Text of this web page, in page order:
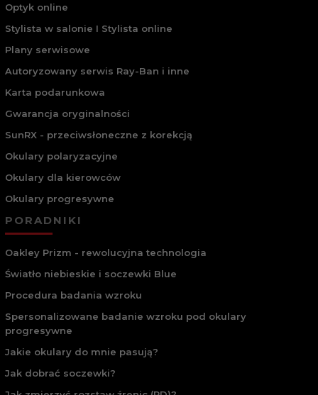
Optyk online
Stylista w salonie I Stylista online
Plany serwisowe
Autoryzowany serwis Ray-Ban i inne
Karta podarunkowa
Gwarancja oryginalności
SunRX - przeciwsłoneczne z korekcją
Okulary polaryzacyjne
Okulary dla kierowców
Okulary progresywne
PORADNIKI
Oakley Prizm - rewolucyjna technologia
Światło niebieskie i soczewki Blue
Procedura badania wzroku
Spersonalizowane badanie wzroku pod okulary
progresywne
Jakie okulary do mnie pasują?
Jak dobrać soczewki?